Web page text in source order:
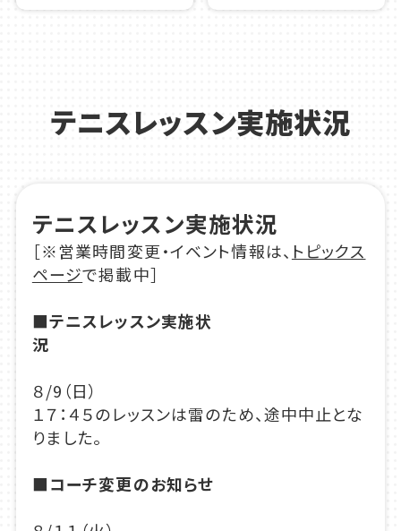
テニスレッスン実施状況
テニスレッスン実施状況
［※営業時間変更・イベント情報は、 トピックス
ページで掲載中］
■テニスレッスン実施状
況
８/9（日）
１７：４５のレッスンは雷のため、途中中止とな
りました。
■コーチ変更のお知らせ